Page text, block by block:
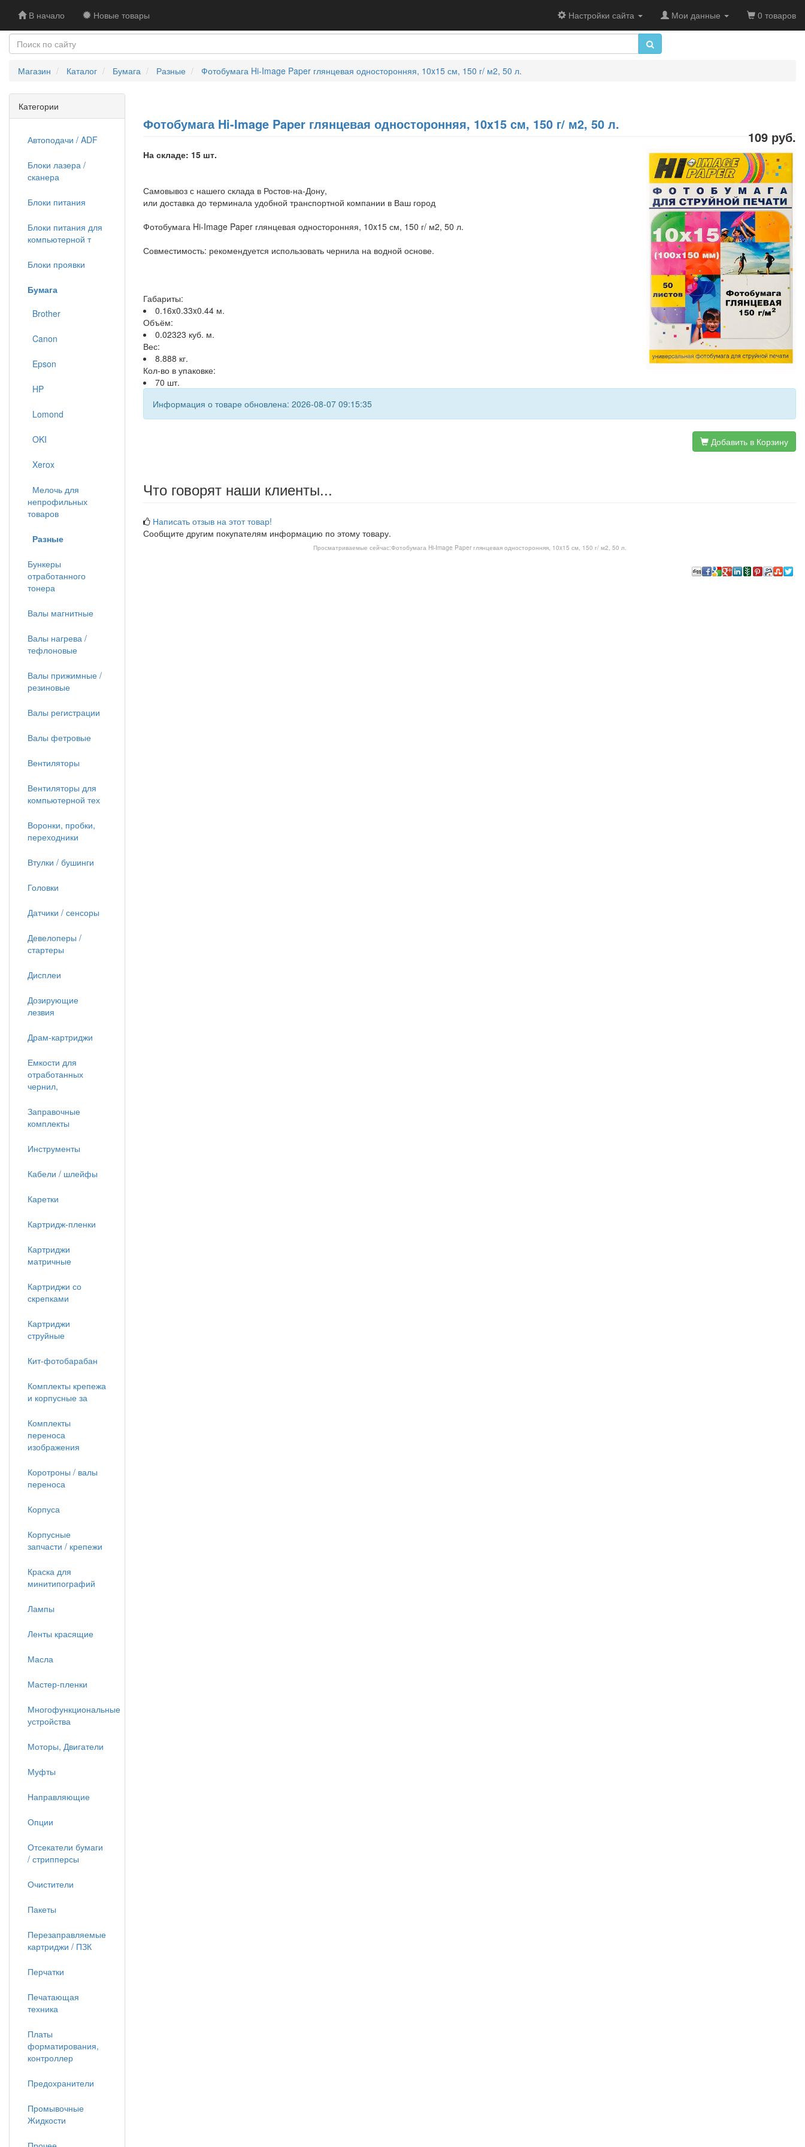
В начало Новые товары Настройки сайта Мои данные 0 товаров
Магазин Каталог Бумага Разные Фотобумага Hi-Image Paper глянцевая односторонняя, 10x15 см, 150 г/ м2, 50 л.
Фотобумага Hi-Image Paper глянцевая односторонняя, 10x15 см, 150 г/ м2, 50 л.
109 руб.
На складе: 15 шт.
Самовывоз с нашего склада в Ростов-на-Дону,
или доставка до терминала удобной транспортной компании в Ваш город
Фотобумага Hi-Image Paper глянцевая односторонняя, 10x15 см, 150 г/ м2, 50 л.
Совместимость: рекомендуется использовать чернила на водной основе.
Габариты:
0.16x0.33x0.44 м.
Объём:
0.02323 куб. м.
Вес:
8.888 кг.
Кол-во в упаковке:
70 шт.
Информация о товаре обновлена: 2026-08-07 09:15:35
Добавить в Корзину
Что говорят наши клиенты...
Написать отзыв на этот товар!
Сообщите другим покупателям информацию по этому товару.
Просматриваемые сейчас:Фотобумага Hi-Image Paper глянцевая односторонняя, 10x15 см, 150 г/ м2, 50 л.
Категории
Автоподачи / ADF
Блоки лазера /
сканера
Блоки питания
Блоки питания для
компьютерной т
Блоки проявки
Бумага
Brother
Canon
Epson
HP
Lomond
OKI
Xerox
Мелочь для
непрофильных
товаров
Разные
Бункеры
отработанного
тонера
Валы магнитные
Валы нагрева /
тефлоновые
Валы прижимные /
резиновые
Валы регистрации
Валы фетровые
Вентиляторы
Вентиляторы для
компьютерной тех
Воронки, пробки,
переходники
Втулки / бушинги
Головки
Датчики / сенсоры
Девелоперы /
стартеры
Дисплеи
Дозирующие
лезвия
Драм-картриджи
Емкости для
отработанных
чернил,
Заправочные
комплекты
Инструменты
Кабели / шлейфы
Каретки
Картридж-пленки
Картриджи
матричные
Картриджи со
скрепками
Картриджи
струйные
Кит-фотобарабан
Комплекты крепежа
и корпусные за
Комплекты
переноса
изображения
Коротроны / валы
переноса
Корпуса
Корпусные
запчасти / крепежи
Краска для
минитипографий
Лампы
Ленты красящие
Масла
Мастер-пленки
Многофункциональные
устройства
Моторы, Двигатели
Муфты
Направляющие
Опции
Отсекатели бумаги
/ стрипперсы
Очистители
Пакеты
Перезаправляемые
картриджи / ПЗК
Перчатки
Печатающая
техника
Платы
форматирования,
контроллер
Предохранители
Промывочные
Жидкости